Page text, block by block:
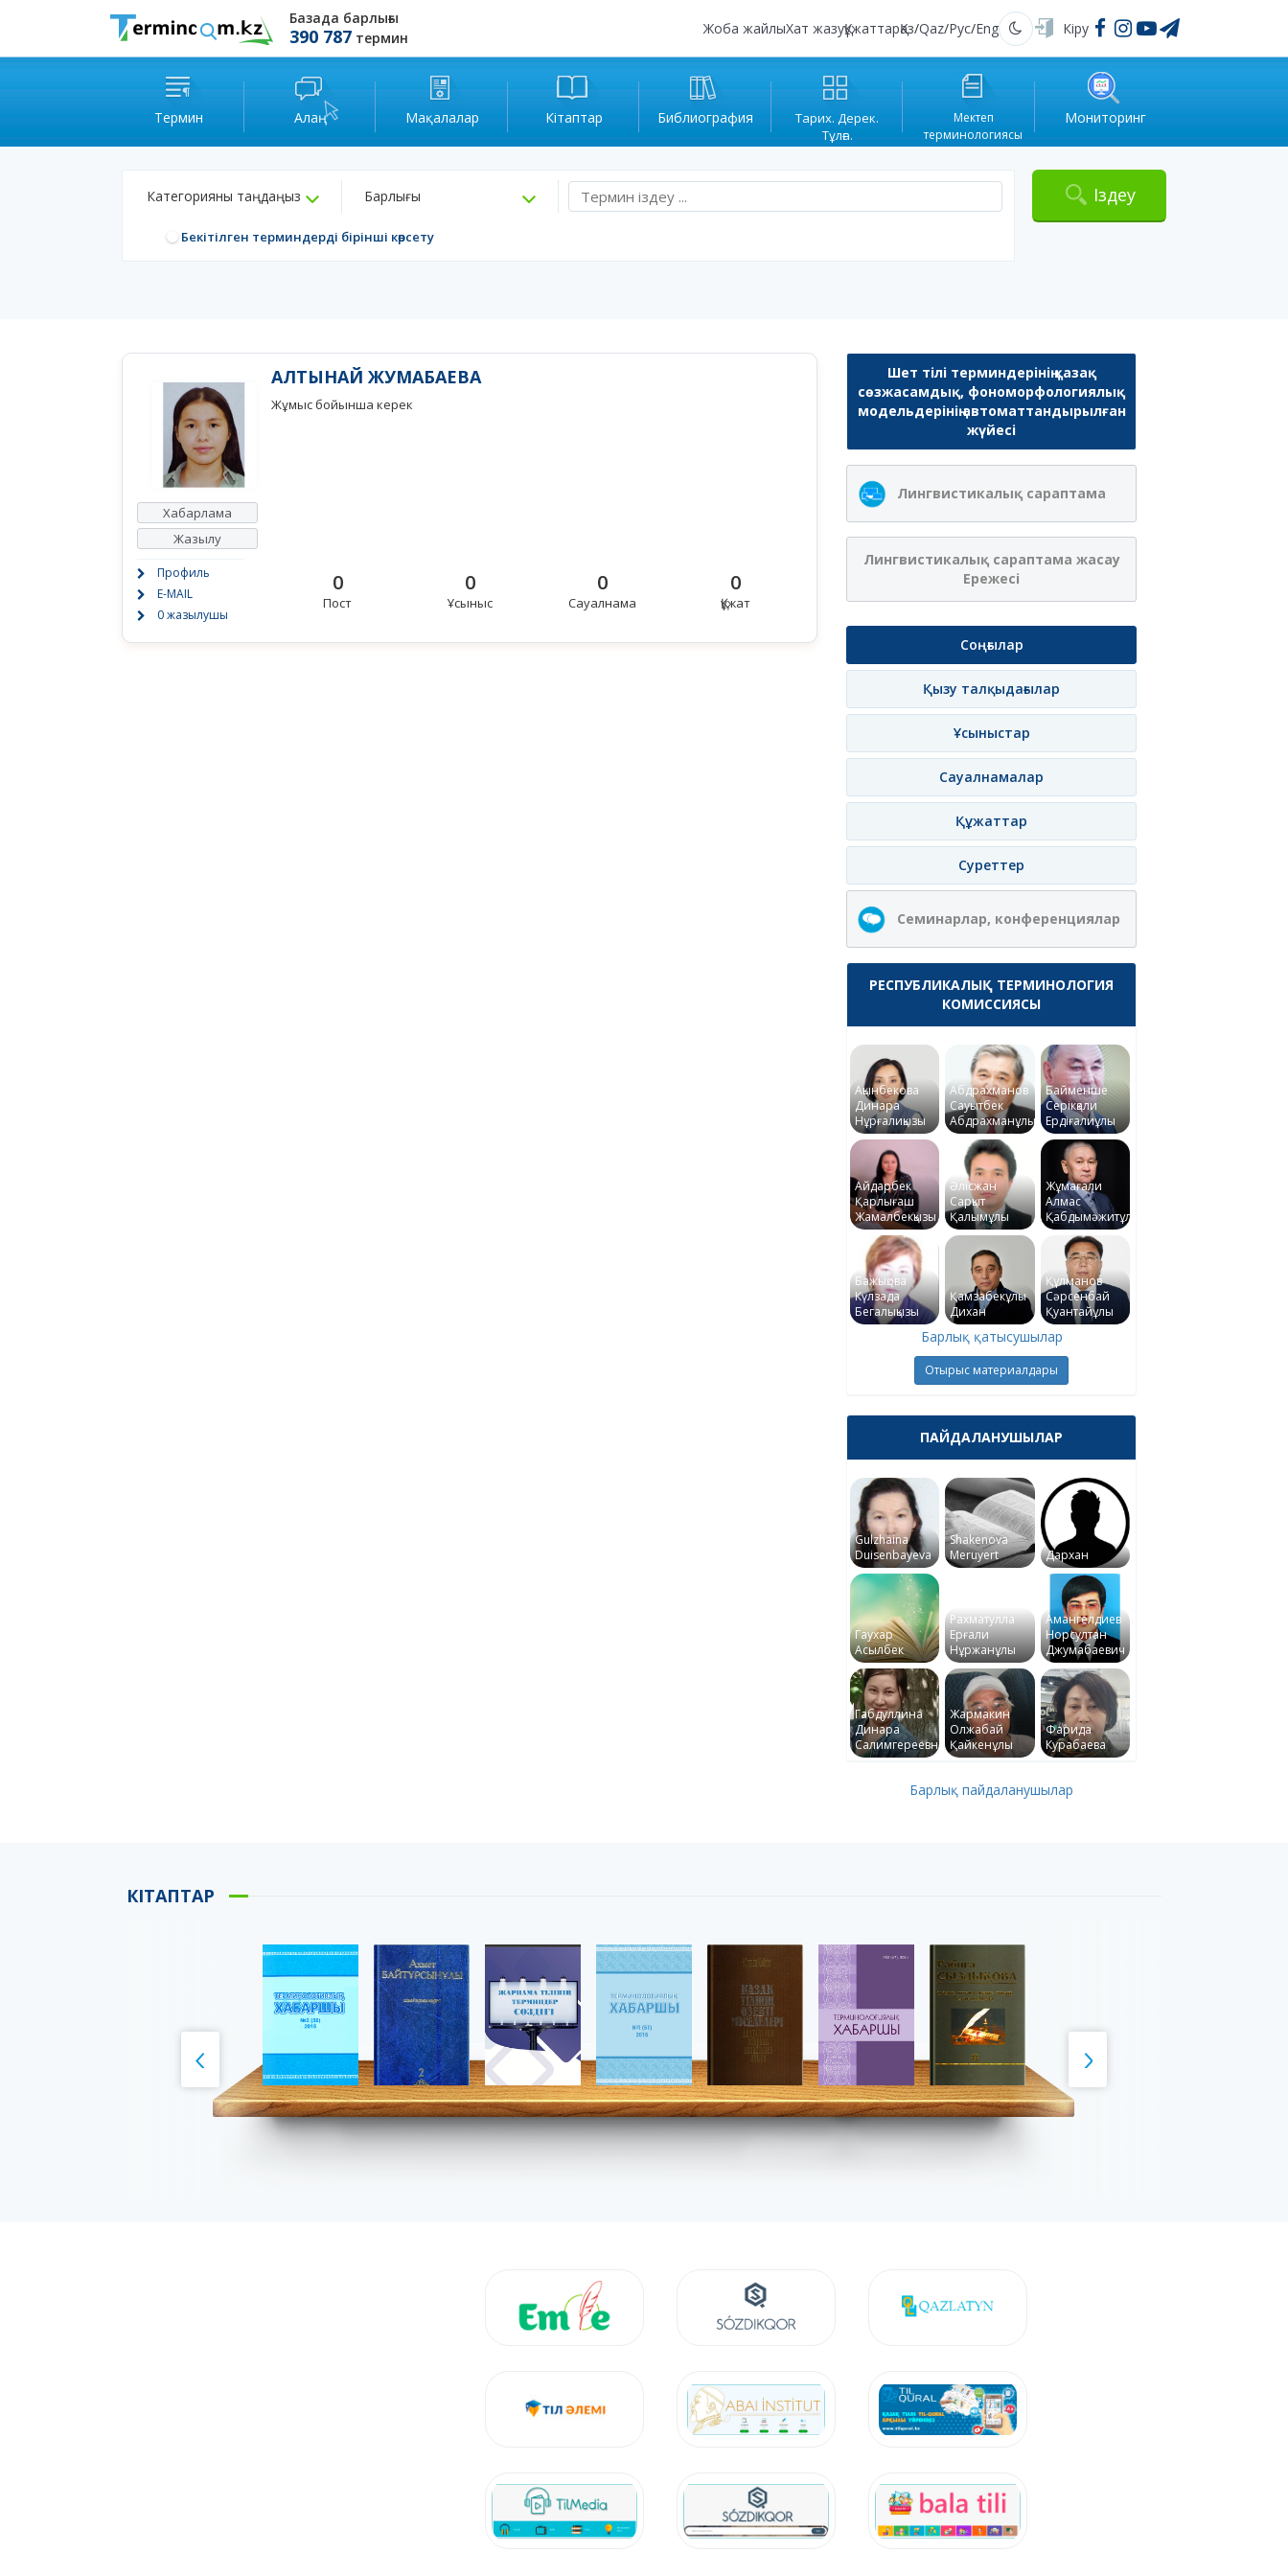
Базада барлығы
390 787 термин
Жоба жайлыХат жазуҚұжаттарҚаз/Qaz/Рус/Eng Қараңғы Кіру
Термин Алаң Мақалалар Кітаптар Библиография
Тарих. Дерек.
Тұлға.
Мектеп
терминологиясы
Мониторинг
Категорияны таңдаңыз Барлығы
Бекітілген терминдерді бірінші көрсету
Іздеу
Хабарлама
Жазылу
Профиль
E-MAIL
0 жазылушы
АЛТЫНАЙ ЖУМАБАЕВА
Жұмыс бойынша керек
0
Пост
0
Ұсыныс
0
Сауалнама
0
Құжат
Шет тілі терминдерінің қазақ
сөзжасамдық, фономорфологиялық
модельдерінің автоматтандырылған
жүйесі
Лингвистикалық сараптама
Лингвистикалық сараптама жасау
Ережесі
Соңғылар
Қызу талқыдағылар
Ұсыныстар
Сауалнамалар
Құжаттар
Суреттер
Семинарлар, конференциялар
РЕСПУБЛИКАЛЫҚ ТЕРМИНОЛОГИЯ
КОМИССИЯСЫ
Ақынбекова
Динара
Нұрғалиқызы
Абдрахманов
Сауытбек
Абдрахманұлы
Байменше
Серікқали
Ердіғалиұлы
Айдарбек
Қарлығаш
Жамалбекқызы
Әлісжан
Сарқыт
Қалымұлы
Жұмағали
Алмас
Қабдымәжитұлы
Бажықова
Күлзада
Бегалықызы
Қамзабекұлы
Дихан
Құлманов
Сәрсенбай
Қуантайұлы
Барлық қатысушылар
Отырыс материалдары
ПАЙДАЛАНУШЫЛАР
Gulzhaina
Duisenbayeva
Shakenova
Meruyert
Дархан
Гаухар
Асылбек
Рахматулла
Ерғали
Нұржанұлы
Амангелдиев
Норсултан
Джумабаевич
Габдуллина
Динара
Салимгереевна
Жармакин
Олжабай
Қайкенұлы
Фарида
Курабаева
Барлық пайдаланушылар
КІТАПТАР